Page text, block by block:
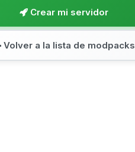
Crear mi servidor
Volver a la lista de modpacks